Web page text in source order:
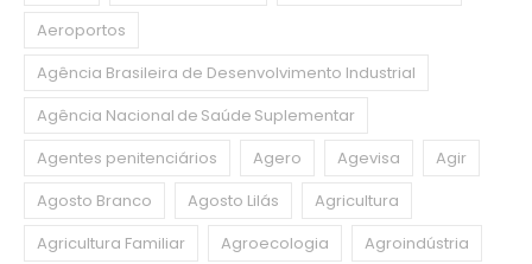
Aeroportos
Agência Brasileira de Desenvolvimento Industrial
Agência Nacional de Saúde Suplementar
Agentes penitenciários
Agero Agevisa
Agir
Agosto Branco
Agosto Lilás
Agricultura
Agricultura Familiar
Agroecologia
Agroindústria